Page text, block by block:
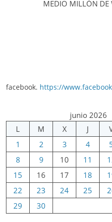
MEDIO MILLÓN DE
facebook. https://
junio 2026
L
M X J
1
2 3 4
8
9 10 11
15
16 17 18
22
23 24 25
29
30